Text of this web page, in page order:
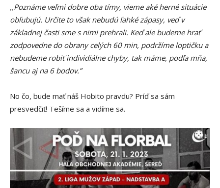
,,Poznáme veľmi dobre oba tímy, vieme aké herné situácie
obľubujú. Určite to však nebudú ľahké zápasy, veď v
základnej časti sme s nimi prehrali. Keď ale budeme hrať
zodpovedne do obrany celých 60 min, podržíme loptičku a
nebudeme robiť individiálne chyby, tak máme, podľa mňa,
šancu aj na 6 bodov.”
No čo, bude mať náš Hobito pravdu? Príď sa sám
presvedčiť! Tešíme sa a vidíme sa.